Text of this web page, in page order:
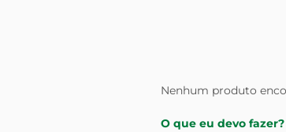
Nenhum produto
O que eu devo fazer?